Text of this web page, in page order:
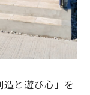
と遊び心」を